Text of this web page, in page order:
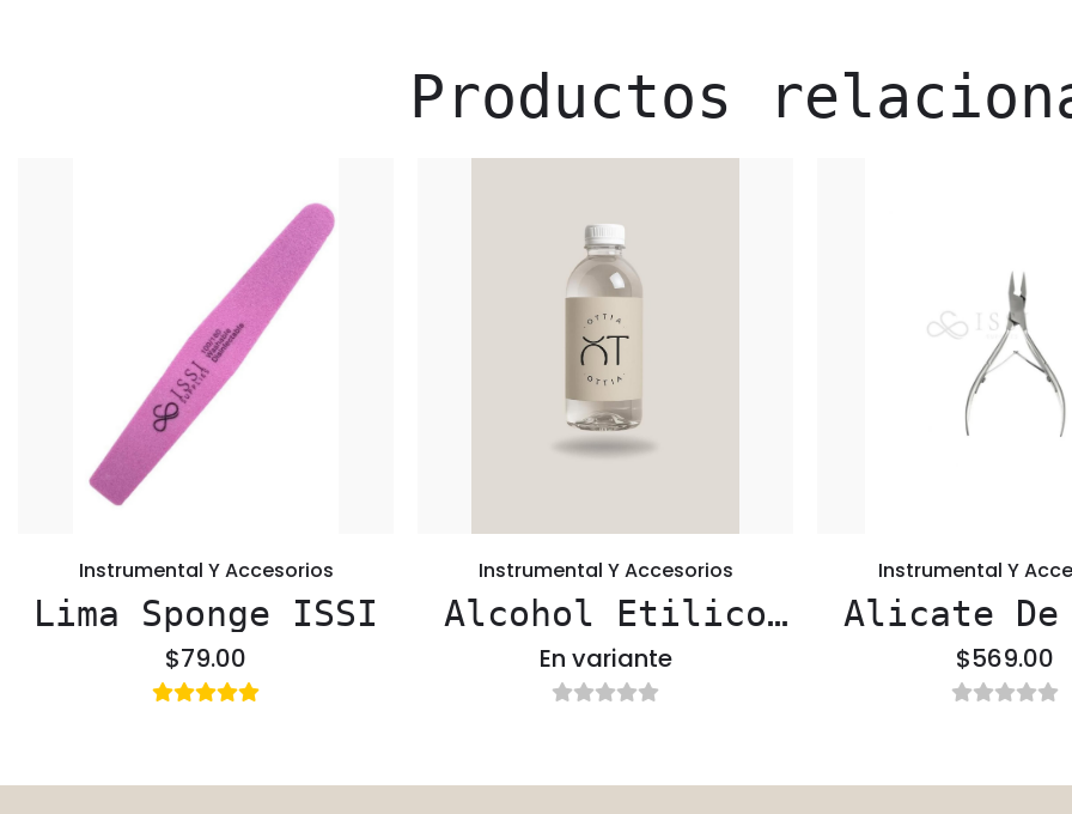
Productos
Instrumental Y Accesorios
Lima Sponge ISSI
$79.00
Instrumental Y Accesorios
Alcohol Etilico
%70
En variante
Instrumental Y
Alicate De
$569.00